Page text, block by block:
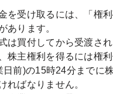
を受け取るには、「権
あります。
は買付してから受渡さ
株主権利を得るには権
日前)の15時24分までに
ればなりません。